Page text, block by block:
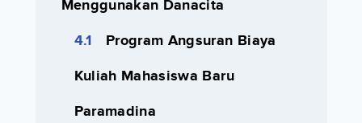
Menggunakan Danacita
Program Angsuran Biaya
Kuliah Mahasiswa Baru
Paramadina